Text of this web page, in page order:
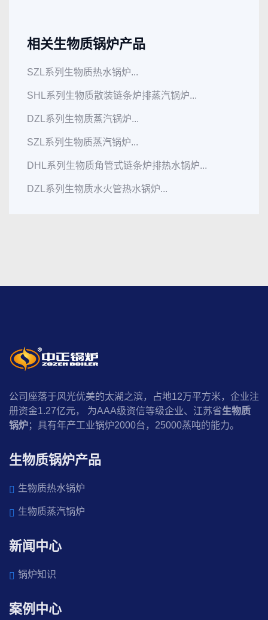
相关生物质锅炉产品
SZL系列生物质热水锅炉...
SHL系列生物质散装链条炉排蒸汽锅炉...
DZL系列生物质蒸汽锅炉...
SZL系列生物质蒸汽锅炉...
DHL系列生物质角管式链条炉排热水锅炉...
DZL系列生物质水火管热水锅炉...
公司座落于风光优美的太湖之滨，占地12万平方米，企业注
册资金1.27亿元， 为AAA级资信等级企业、江苏省生物质
锅炉；具有年产工业锅炉2000台，25000蒸吨的能力。
生物质锅炉产品
生物质热水锅炉
生物质蒸汽锅炉
新闻中心
锅炉知识
案例中心